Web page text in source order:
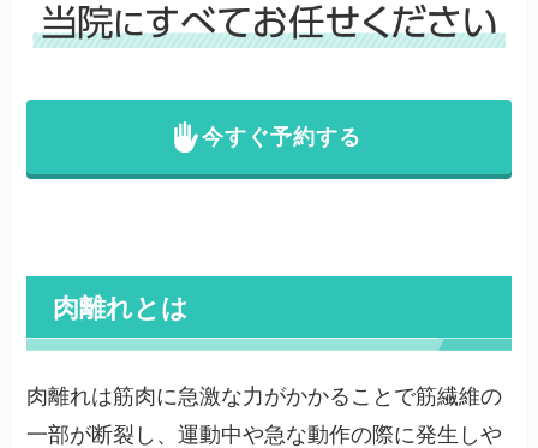
今すぐ予約する
肉離れとは
肉離れは筋肉に急激な力がかかることで筋繊維の
一部が断裂し、運動中や急な動作の際に発生しや